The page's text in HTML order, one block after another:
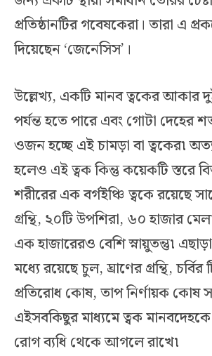
প্রতিষ্ঠানটির গবেষকেরা। তারা এ
দিয়েছেন ‘জেনেসিস’।
উল্লেখ্য, একটি মানব ত্বকের আকার
পর্যন্ত হতে পারে এবং গোটা দেহের
ওজন হচ্ছে এই চামড়া বা ত্বকের৷
হলেও এই ত্বক কিন্তু কয়েকটি স্তরে
শরীরের এক বর্গইঞ্চি ত্বকে রয়েছে
গ্রন্থি, ২০টি উপশিরা, ৬০ হাজার
এক হাজারেরও বেশি স্নায়ুতন্তু৷
মধ্যে রয়েছে চুল, ঘ্রাণের গ্রন্থি,
প্রতিরোধ কোষ, তাপ নির্ণায়ক
এইসবকিছুর মাধ্যমে ত্বক
রোগ ব্যধি থেকে আগলে রাখে৷